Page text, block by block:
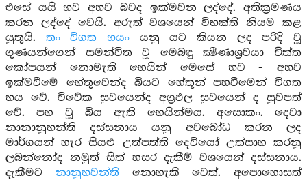
එසේ යයි භව අභව බවද ඉක්මවන ලද්දේ. අතික්‍රමණය
කරන ලද්දේ වෙයි. අරුත් වශයෙන් විභක්ති නියම කළ
යුතුයි. තං විගත භයං යනු යට කියන ලද පරිදි වූ
ගුණයන්ගෙන් සමන්විත වූ මෙබඳු ක්‍ෂීණාශ්‍රවයා චිත්ත
කෝපයන් නොමැති හෙයින් මෙසේ භව - අභව
ඉක්මවීමේ හේතුවෙන්ද බියට හේතූන් පහවීමෙන් විගත
භය වේ. විවේක සුවයෙන්ද අග්‍රඵල සුවයෙන් ද සුවපත්
වේ. පහ වූ බිය ඇති හෙයින්මය. අසොකං. දෙවා
නානානුභන්ති දස්සනාය යනු අවබෝධ කරන ලද
මාර්ගයන් හැර සියළු උත්පත්ති දෙවියෝ උත්සාහ කරනු
ලබන්නෝද නමුත් සිත් හසර දැකීම් වශයෙන් දස්සනාය.
දැකීමට නානුභවන්ති නොහැකි වෙත්. අපොහොසත්